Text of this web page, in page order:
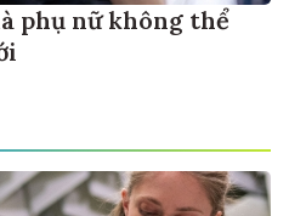
phụ nữ không thể